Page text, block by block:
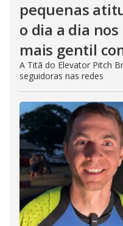
pequenas
o dia a dia nos
mais gentil
A Titã do Elevator Pitch
seguidoras nas redes